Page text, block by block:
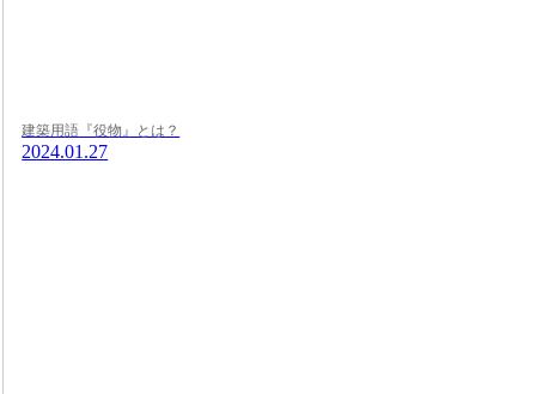
建築用語『役物』とは？
2024.01.27